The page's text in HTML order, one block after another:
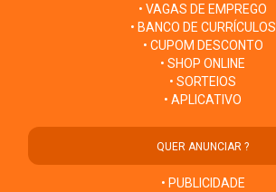
• VAGAS DE EMPREGO
• BANCO DE CURRÍCULOS
• CUPOM DESCONTO
• SHOP ONLINE
• SORTEIOS
• APLICATIVO
QUER ANUNCIAR ?
• PUBLICIDADE